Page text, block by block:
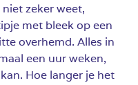
zeker weet,
met bleek op een
overhemd. Alles in
een uur weken,
Hoe langer je het